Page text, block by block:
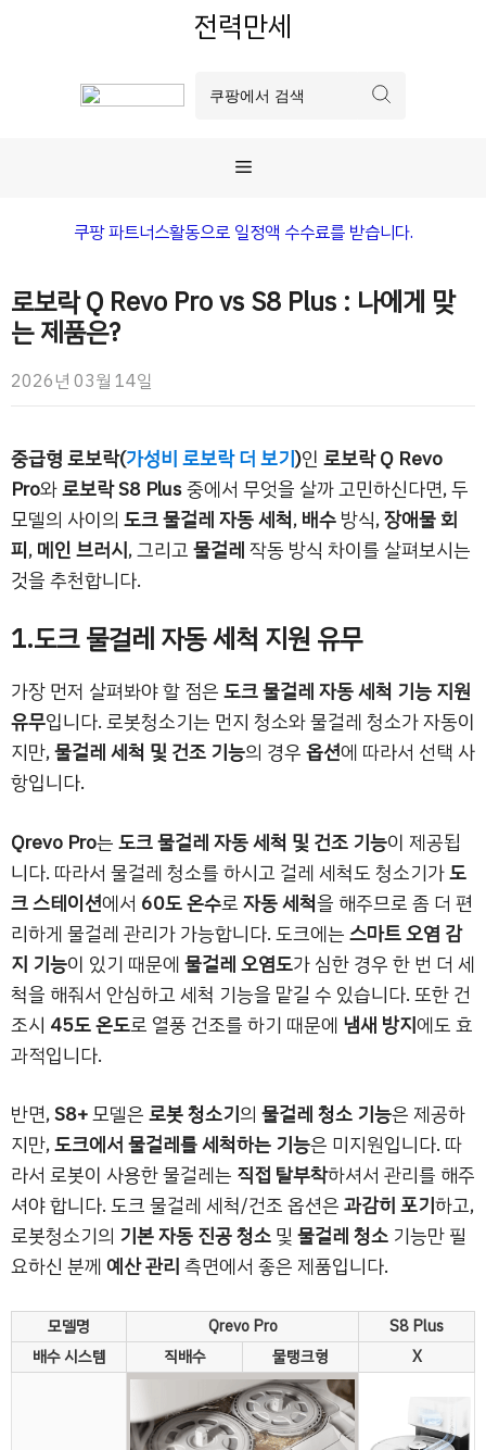
전력만세
메
뉴
쿠팡 파트너스활동으로 일정액 수수료를 받습니다.
로보락 Q Revo Pro vs S8 Plus : 나에게 맞
는 제품은?
2026년 03월 14일
중급형 로보락(가성비 로보락 더 보기)인 로보락 Q Revo
Pro와로보락 S8 Plus중에서 무엇을 살까 고민하신다면, 두
모델의 사이의 도크 물걸레 자동 세척,배수방식,장애물 회
피,메인 브러시, 그리고물걸레작동 방식 차이를 살펴보시는
것을 추천합니다.
1.도크 물걸레 자동 세척 지원 유무
가장 먼저 살펴봐야 할 점은도크 물걸레 자동 세척 기능 지원
유무입니다. 로봇청소기는 먼지 청소와 물걸레 청소가 자동이
지만,물걸레 세척 및 건조 기능의 경우옵션에 따라서 선택 사
항입니다.
Qrevo Pro는도크 물걸레 자동 세척 및 건조 기능이 제공됩
니다. 따라서 물걸레 청소를 하시고 걸레 세척도 청소기가도
크 스테이션에서 60도 온수로자동 세척을 해주므로 좀 더 편
리하게 물걸레 관리가 가능합니다. 도크에는스마트 오염 감
지 기능이 있기 때문에물걸레 오염도가 심한 경우 한 번 더 세
척을 해줘서 안심하고 세척 기능을 맡길 수 있습니다. 또한 건
조시 45도 온도로 열풍 건조를 하기 때문에 냄새 방지에도 효
과적입니다.
반면,S8+모델은로봇 청소기의 물걸레 청소 기능은 제공하
지만,도크에서물걸레를 세척하는 기능은 미지원입니다. 따
라서 로봇이 사용한 물걸레는 직접 탈부착하셔서 관리를 해주
셔야 합니다. 도크 물걸레 세척/건조 옵션은과감히 포기하고,
로봇청소기의 기본 자동 진공 청소및물걸레 청소 기능만 필
요하신 분께예산 관리측면에서 좋은 제품입니다.
모델명 Qrevo Pro
S8 Plus
배수 시스템
직배수 물탱크형 X